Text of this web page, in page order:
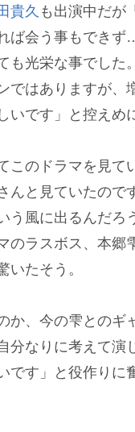
貴久 も出演中だが
ば会う事もでき
も光栄な事でした
ではありますが、
です」と控えめ
のドラマを見て
んと見ていたので
う風に出るんだ
のラスボス、本郷
たそう。
、今の雫とのギ
分なりに考えて演
です」と役作りに